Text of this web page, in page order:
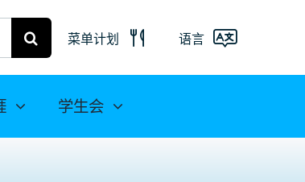
菜单计划
弗赖贝格菜
饮计划
语言
English
学生会